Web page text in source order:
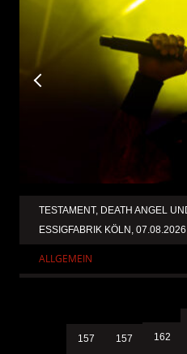
TESTAMENT, DEATH ANGEL
ESSIGFABRIK KÖLN, 07.08.2026
ALLGEMEIN
157 157 162